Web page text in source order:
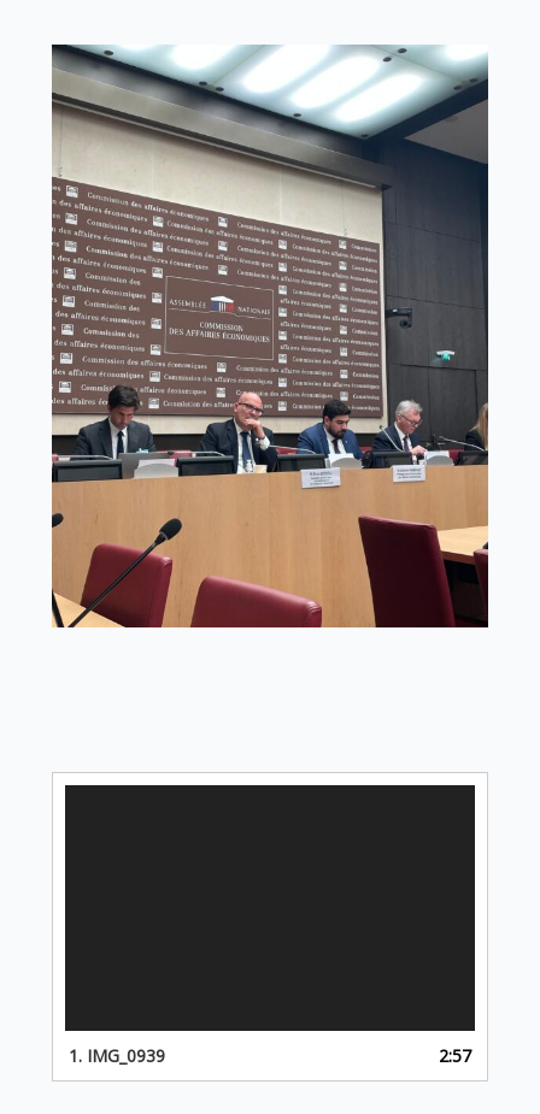
1. IMG_0939 2:57